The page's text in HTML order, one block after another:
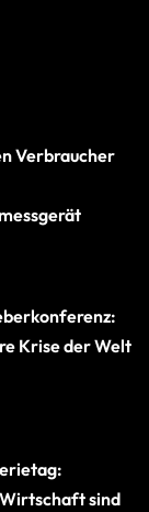
Verbraucher
Krise der Welt
sind